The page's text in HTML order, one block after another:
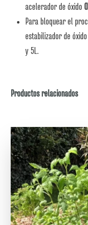
acelerador de óxido
Para bloquear el
estabilizador de óxido
y 5L.
Productos relacionados